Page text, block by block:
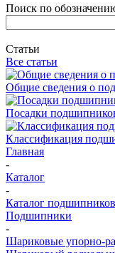
Поиск по
Статьи
Все статьи
Общие сведения о
Посадки
Классификация
Главная
-
Каталог
-
Каталог подшипников
Подшипники
-
Шариковые упорно-